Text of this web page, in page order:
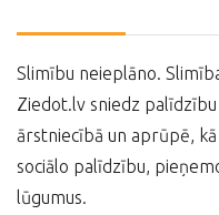
Slimību neieplāno.
Ziedot.lv sniedz
ārstniecībā un aprūpē,
sociālo palīdzību,
lūgumus.